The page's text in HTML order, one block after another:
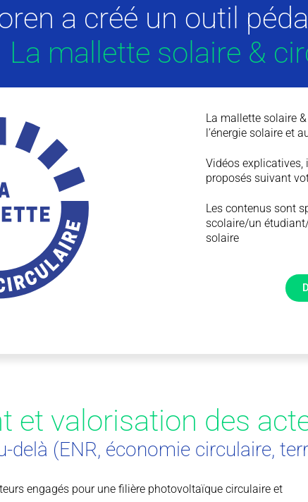
a créé un outil
La mallette solaire &
La mallette solaire
l’énergie solaire et
Vidéos
proposés suivant
Les contenus sont
scolaire/un
solaire
et valorisation des
delà (ENR, économie circulaire,
engagés pour une filière photovoltaïque circulaire et